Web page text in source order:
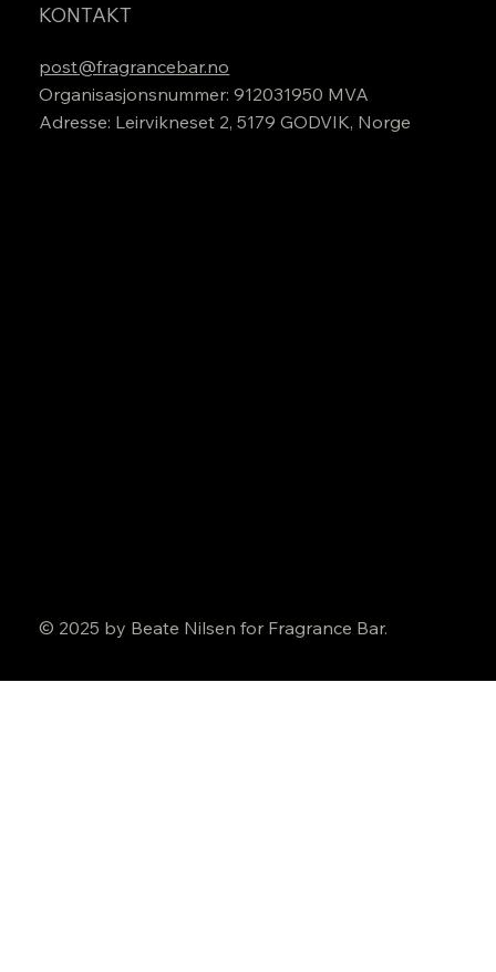
KONTAKT
post@fragrancebar.no
Organisasjonsnummer: 912031950 MVA
Adresse: Leirvikneset 2, 5179 GODVIK, Norge
© 2025 by Beate Nilsen for Fragrance Bar.